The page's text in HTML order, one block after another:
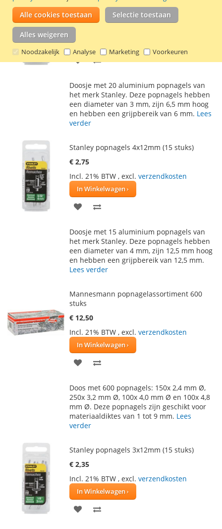
Alle cookies toestaan Selectie toestaan
Alles weigeren
Noodzakelijk Analyse Marketing Voorkeuren
€ 2,75
Incl. 21% BTW
VOEG
AAN
VERLANGLIJST
TOEVOEGEN
TE
VERGELIJKEN
Doosje met 20 aluminium popnagels van
het merk Stanley. Deze popnagels hebben
een diameter van 3 mm, zijn 6,5 mm hoog
en hebben een grijpbereik van 6 mm. Lees
verder
Stanley popnagels 4x12mm (15 stuks)
€ 2,75
Incl. 21% BTW , excl. verzendkosten
In Winkelwagen
VOEG
AAN
VERLANGLIJST
TE
VERGELIJKEN
Doosje met 15 aluminium popnagels van
het merk Stanley. Deze popnagels hebben
een diameter van 4 mm, zijn 12,5 mm hoog
en hebben een grijpbereik van 12,5 mm.
Lees verder
Mannesmann popnagelassortiment 600
stuks
€ 12,50
Incl. 21% BTW , excl. verzendkosten
In Winkelwagen
VOEG
AAN
VERLANGLIJST
TE
VERGELIJKEN
Doos met 600 popnagels: 150x 2,4 mm Ø,
250x 3,2 mm Ø, 100x 4,0 mm Ø en 100x 4,8
mm Ø. Deze popnagels zijn geschikt voor
materiaaldiktes van 1 tot 9 mm. Lees
verder
Stanley popnagels 3x12mm (15 stuks)
€ 2,35
Incl. 21% BTW , excl. verzendkosten
In Winkelwagen
VOEG